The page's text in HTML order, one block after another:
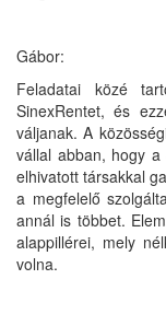
Gábor:
Feladatai közé
SinexRentet, és
váljanak. A
vállal abban, hogy a
elhivatott társakkal
a megfelelő
annál is többet.
alappillérei, mely
volna.